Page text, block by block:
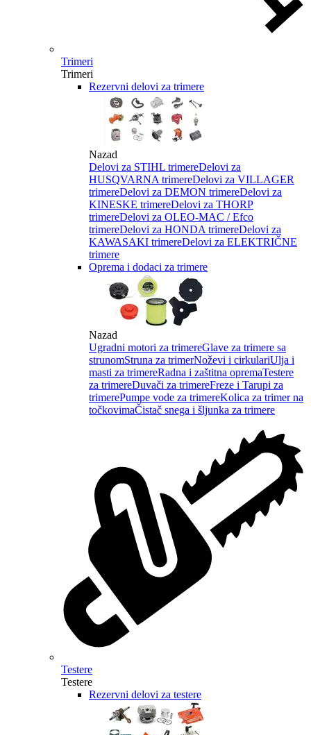
Trimeri
Trimeri
Rezervni delovi za trimere
Nazad
Delovi za STIHL trimereDelovi za
HUSQVARNA trimereDelovi za VILLAGER
trimereDelovi za DEMON trimereDelovi za
KINESKE trimereDelovi za THORP
trimereDelovi za OLEO-MAC / Efco
trimereDelovi za HONDA trimereDelovi za
KAWASAKI trimereDelovi za ELEKTRIČNE
trimere
Oprema i dodaci za trimere
Nazad
Ugradni motori za trimereGlave za trimere sa
strunomStruna za trimerNoževi i cirkulariUlja i
masti za trimereRadna i zaštitna opremaTestere
za trimereDuvači za trimereFreze i Tarupi za
trimerePumpe vode za trimereKolica za trimer na
točkovimaČistač snega i šljunka za trimere
Testere
Testere
Rezervni delovi za testere